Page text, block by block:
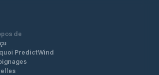
de
PredictWind